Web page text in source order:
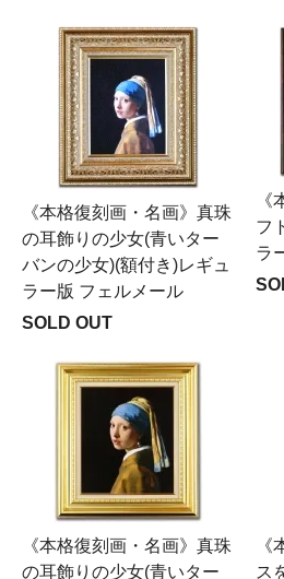
《本格復刻画・名画》真珠
の耳飾りの少女(青いター
バンの少女)(額付き)レギュ
ラー版 フェルメール
SOLD OUT
フ
ラ
《本格復刻画・名画》真珠
の耳飾りの少女(青いター
ス